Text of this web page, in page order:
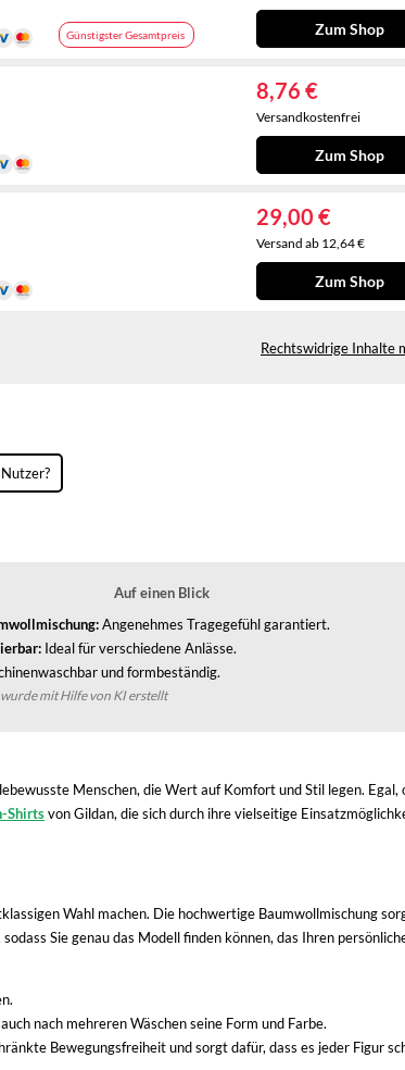
Günstigster Gesamtpreis
Zum Shop
8,76 €
Versandkostenfrei
Zum Shop
29,00 €
Versand ab 12,64 €
Zum Shop
Rechtswidrige Inhalte
Nutzer?
Auf einen Blick
Angenehmes Tragegefühl garantiert.
Ideal für verschiedene Anlässe.
und formbeständig.
mit Hilfe von KI erstellt
Menschen, die Wert auf Komfort und Stil legen.
Shirtsvon Gildan, die sich durch ihre vielseitige
Wahl machen. Die hochwertige Baumwollmischung
Sie genau das Modell finden können, das Ihren
nach mehreren Wäschen seine Form und Farbe.
Bewegungsfreiheit und sorgt dafür, dass es jeder Figur